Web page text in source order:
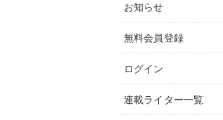
お知らせ
無料会員登録
ログイン
連載ライター一覧